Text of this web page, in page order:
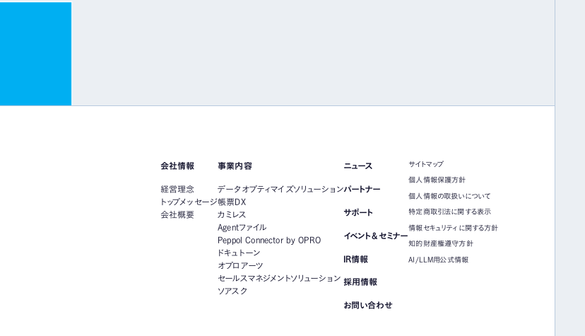
会社情報
経営理念
トップメッセージ
会社概要
事業内容
データオプティマイズソリューション
帳票DX
カミレス
Agentファイル
Peppol Connector by OPRO
ドキュトーン
オプロアーツ
セールスマネジメントソリューション
ソアスク
ニュース
パートナー
サポート
イベント＆セミナー
IR情報
採用情報
お問い合わせ
サイトマップ
個人情報保護方針
個人情報の取扱いについて
特定商取引法に関する表示
情報セキュリティに関する方針
知的財産権遵守方針
AI/LLM用公式情報